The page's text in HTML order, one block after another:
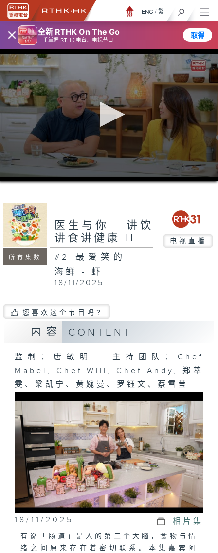
× 全新 RTHK On The Go
一手掌握 RTHK 电台、电视节目
取得
ENG / 繁
0
seconds
minutes,
seconds
所有集数
医生与你 - 讲饮
讲食讲健康 II
电视直播
#2 最爱笑的
海鲜 - 虾
18/11/2025
您喜欢这个节目吗?
内容 CONTENT
监制：唐敏明 主持团队：Chef
Mabel, Chef Will, Chef Andy, 郑萃
雯、梁凯宁、黄婉曼、罗钰文、蔡雪莹
18/11/2025 相片集
有说「肠道」是人的第二个大脑，食物与情
绪之间原来存在着密切联系。本集嘉宾阿